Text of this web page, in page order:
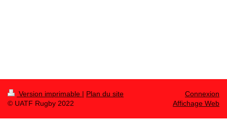
Version imprimable | Plan du site
© UATF Rugby 2022
Connexion
Affichage Web